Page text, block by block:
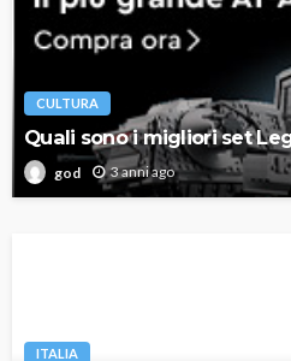
CULTURA
Quali sono i migliori set
god 3 anni ago
ITALIA